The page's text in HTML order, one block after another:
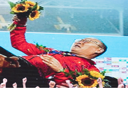
학금/수업료
복구입안내
유초등 소식지